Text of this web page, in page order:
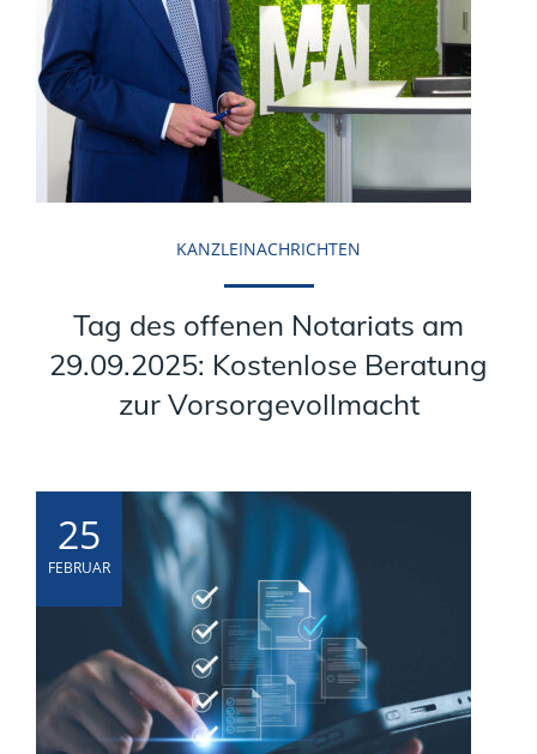
KANZLEINACHRICHTEN
Tag des offenen Notariats am
29.09.2025: Kostenlose Beratung
zur Vorsorgevollmacht
25
FEBRUAR